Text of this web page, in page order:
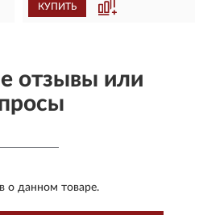
КУПИТЬ
отзывы или
о данном товаре.